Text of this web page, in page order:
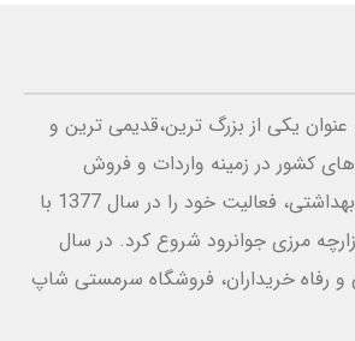
یکی از بزرگ ترین،قدیمی ترین و
کشور در زمینه واردات و فروش
محصولات شوینده و بهداشتی، فعالیت خود را در سال 1377 با
مرزی جوانرود شروع کرد. در سال
و رفاه خریداران، فروشگاه سرمستی شاپ